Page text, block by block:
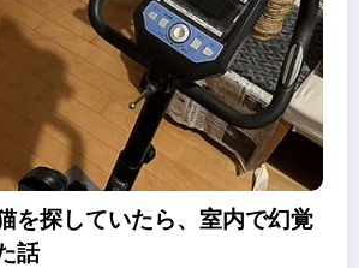
を探していたら、室内で幻覚
話